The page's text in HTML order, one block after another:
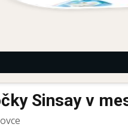
Sinsay v